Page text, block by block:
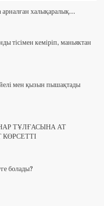
халықаралық…
тісімен кеміріп, маньяктан
мен қызын пышақтады
ТҰЛҒАСЫНА АТ
КӨРСЕТТІ
болады?